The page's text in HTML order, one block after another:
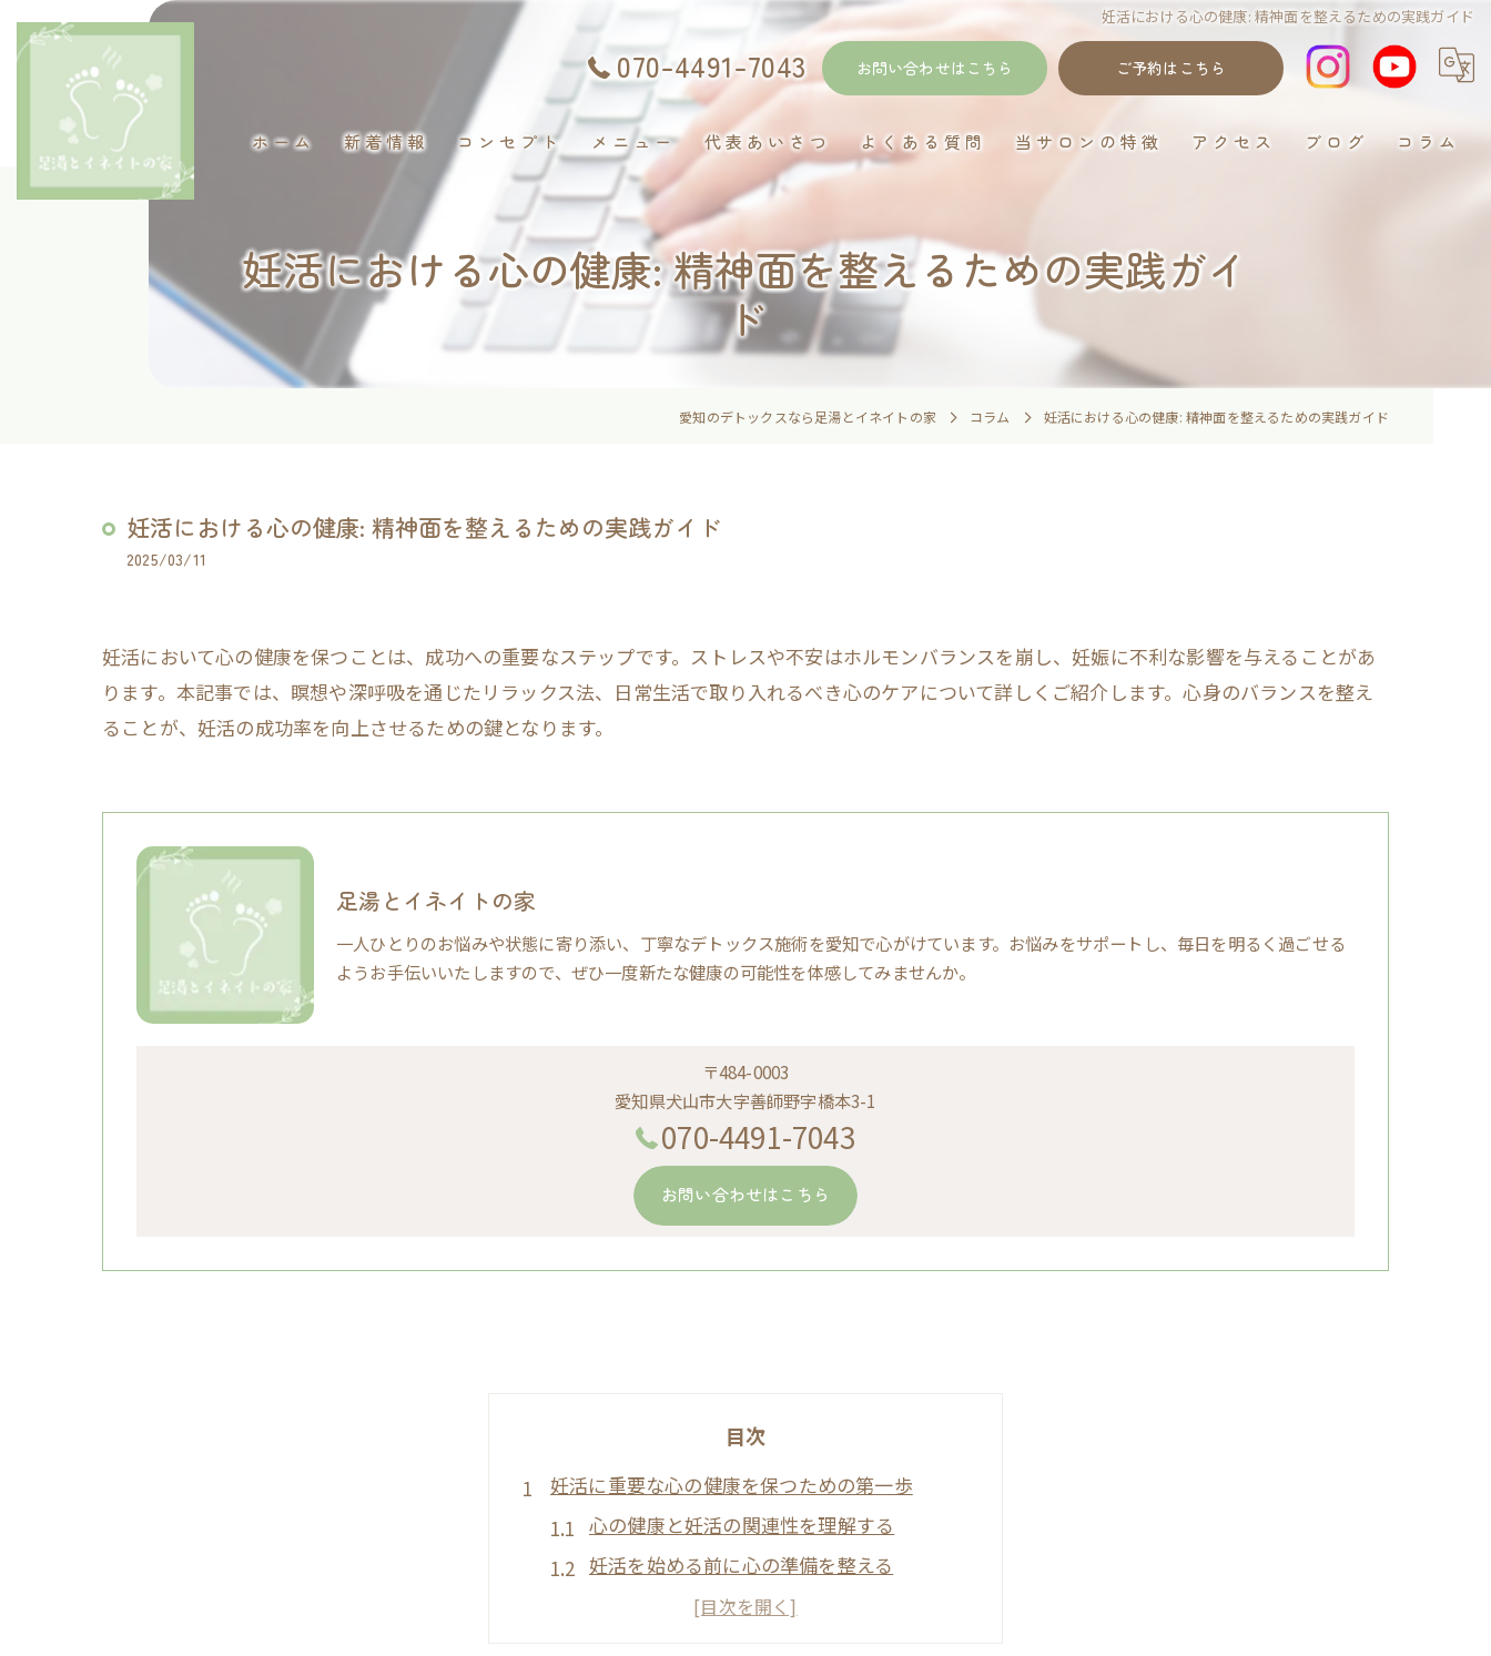
妊活における心の健康: 精神面を整えるための実践ガイド
070-4491-7043 お問い合わせはこちら ご予約はこちら
ホーム 新着情報 コンセプト メニュー 代表あいさつ よくある質問 当サロンの特徴
ゴットクリーナー
イネイト活性
アクセス ブログ コラム
妊活における心の健康: 精神面を整えるための実践ガイ
ド
愛知のデトックスなら足湯とイネイトの家 コラム 妊活における心の健康: 精神面を整えるための実践ガイド
妊活における心の健康: 精神面を整えるための実践ガイド
2025/03/11
妊活において心の健康を保つことは、成功への重要なステップです。ストレスや不安はホルモンバランスを崩し、妊娠に不利な影響を与えることがあ
ります。本記事では、瞑想や深呼吸を通じたリラックス法、日常生活で取り入れるべき心のケアについて詳しくご紹介します。心身のバランスを整え
ることが、妊活の成功率を向上させるための鍵となります。
足湯とイネイトの家
一人ひとりのお悩みや状態に寄り添い、丁寧なデトックス施術を愛知で心がけています。お悩みをサポートし、毎日を明るく過ごせる
ようお手伝いいたしますので、ぜひ一度新たな健康の可能性を体感してみませんか。
〒484-0003
愛知県犬山市大字善師野字橋本3-1
070-4491-7043
お問い合わせはこちら
目次
妊活に重要な心の健康を保つための第一歩
心の健康と妊活の関連性を理解する
妊活を始める前に心の準備を整える
妊活中のストレスを軽減する基本戦略